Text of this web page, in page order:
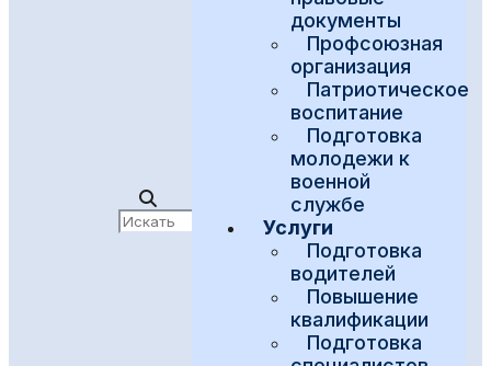
документы
Профсоюзная
организация
Патриотическое
воспитание
Подготовка
молодежи к
военной
службе
Услуги
Подготовка
водителей
Повышение
квалификации
Подготовка